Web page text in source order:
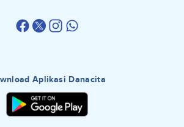
Aplikasi Danacita